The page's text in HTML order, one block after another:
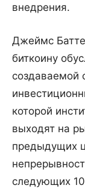
внедрения.
Джеймс
биткоину
создаваемой
которой
выходят на
предыдущих
следующих